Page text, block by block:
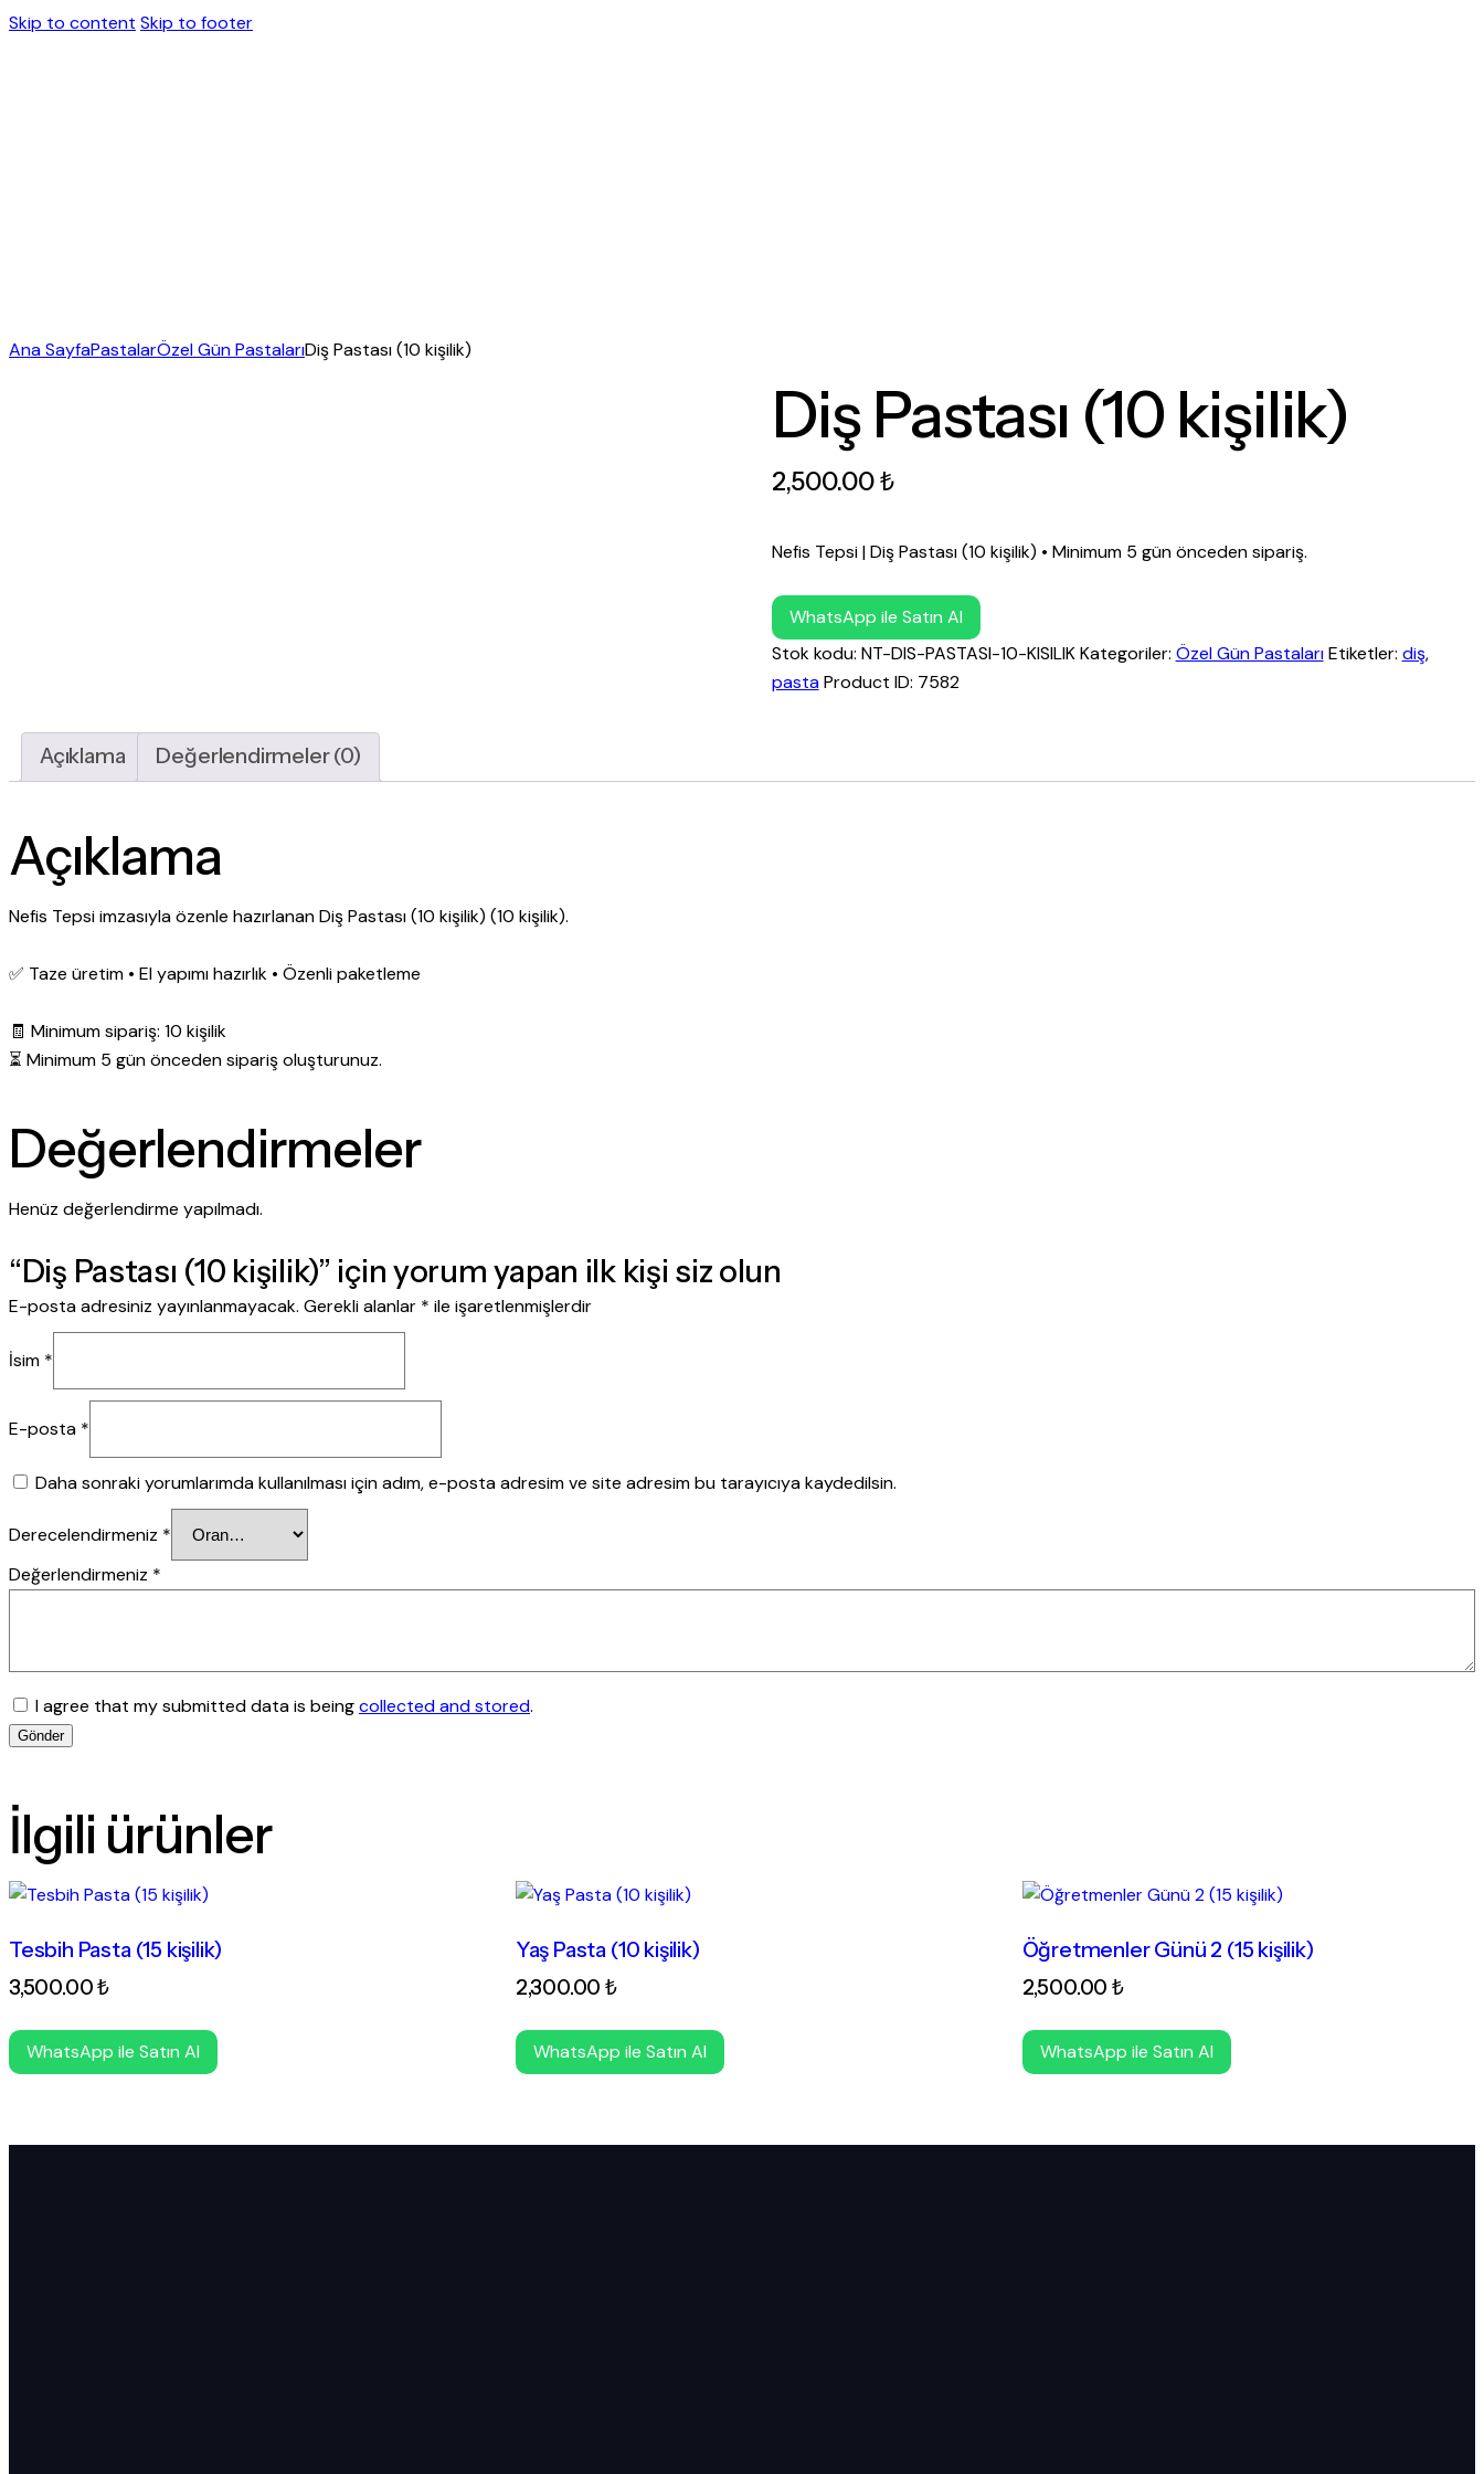
Skip to content Skip to footer
Ana SayfaPastalarÖzel Gün PastalarıDiş Pastası (10 kişilik)
Diş Pastası (10 kişilik)
2,500.00₺
Nefis Tepsi | Diş Pastası (10 kişilik) • Minimum 5 gün önceden sipariş.
WhatsApp ile Satın Al
Stok kodu: NT-DIS-PASTASI-10-KISILIK Kategoriler: Özel Gün Pastaları Etiketler: diş,
pasta Product ID: 7582
Açıklama Değerlendirmeler (0)
Açıklama
Nefis Tepsi imzasıyla özenle hazırlanan Diş Pastası (10 kişilik) (10 kişilik).
✅ Taze üretim • El yapımı hazırlık • Özenli paketleme
🧾 Minimum sipariş: 10 kişilik
⏳ Minimum 5 gün önceden sipariş oluşturunuz.
Değerlendirmeler
Henüz değerlendirme yapılmadı.
“Diş Pastası (10 kişilik)” için yorum yapan ilk kişi siz olun
E-posta adresiniz yayınlanmayacak. Gerekli alanlar * ile işaretlenmişlerdir
İsim *
E-posta *
Daha sonraki yorumlarımda kullanılması için adım, e-posta adresim ve site adresim bu tarayıcıya kaydedilsin.
Derecelendirmeniz *
Değerlendirmeniz *
I agree that my submitted data is beingcollected and stored.
İlgili ürünler
Tesbih Pasta (15 kişilik)
3,500.00₺
WhatsApp ile Satın Al
Yaş Pasta (10 kişilik)
2,300.00 ₺
WhatsApp ile Satın Al
Öğretmenler Günü 2 (15 kişilik)
2,500.00 ₺
WhatsApp ile Satın Al